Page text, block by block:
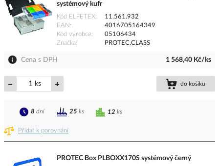
systémový kufr
Kód ELFETEX
11.561.932
EAN
4016705164349
Kód výrobce
05106434
Značka
PROTEC.CLASS
Cena s DPH 1 568,40 Kč/ks
ks do košíku
Přidat k porovnání
12 ks
8 dní 25 ks
PROTEC Box PLBOXX170S systémový černý